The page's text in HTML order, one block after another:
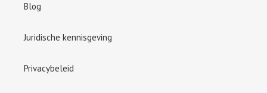
Blog
Juridische kennisgeving
Privacybeleid